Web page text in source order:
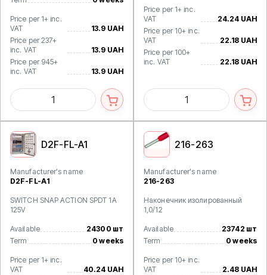
Price per 1+ inc.
VAT
13.9 UAH
Price per 237+
inc. VAT
13.9 UAH
Price per 945+
inc. VAT
13.9 UAH
Price per 1+ inc.
VAT
24.24 UAH
Price per 10+ inc.
VAT
22.18 UAH
Price per 100+
inc. VAT
22.18 UAH
D2F-FL-A1
Manufacturer's name
D2F-FL-A1
SWITCH SNAP ACTION SPDT 1A
125V
Available
24300 шт
Term
0 weeks
Price per 1+ inc.
VAT
40.24 UAH
216-263
Manufacturer's name
216-263
Наконечник изолированный
1,0/12
Available
23742 шт
Term
0 weeks
Price per 10+ inc.
VAT
2.48 UAH